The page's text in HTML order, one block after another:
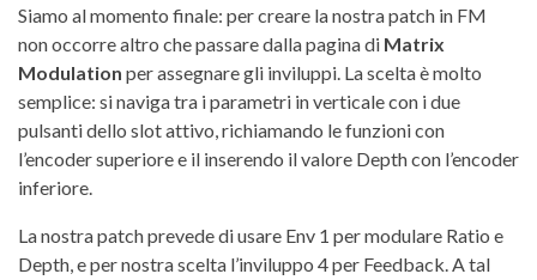
Siamo al momento finale: per creare la nostra patch in FM
non occorre altro che passare dalla pagina di Matrix
Modulation per assegnare gli inviluppi. La scelta è molto
semplice: si naviga tra i parametri in verticale con i due
pulsanti dello slot attivo, richiamando le funzioni con
l’encoder superiore e il inserendo il valore Depth con l’encoder
inferiore.
La nostra patch prevede di usare Env 1 per modulare Ratio e
Depth, e per nostra scelta l’inviluppo 4 per Feedback. A tal